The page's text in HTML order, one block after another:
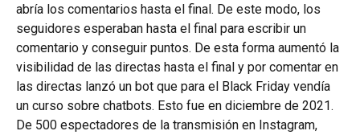
abría los comentarios hasta el final. De este modo, los
seguidores esperaban hasta el final para escribir un
comentario y conseguir puntos. De esta forma aumentó la
visibilidad de las directas hasta el final y por comentar en
las directas lanzó un bot que para el Black Friday vendía
un curso sobre chatbots. Esto fue en diciembre de 2021.
De 500 espectadores de la transmisión en Instagram,